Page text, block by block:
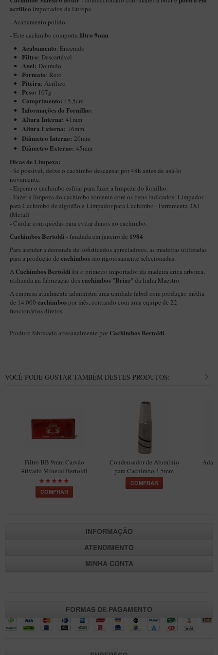
Itália Encerado
Maestro Nacional
Maestro Nacional Encerado
Caboclo - 7 Voltas
Cachimbeco
Churchwarden
Fiore
Giovanni
Jateado
Montana
Mouton
New Rose
New Rose Polido
Petrus
Piccolo
Premium
Sextavado
Zuccardi
Encerado
BB Liso e Rústico
CACHIMBOS ARTESANAIS DE BRIAR ITALIANO
Churchwarden – Briar Italiano
Jateado
Maestro Compacto – Briar Italiano
acrílico importados da Europa.
- Acabamento polido
- Este cachimbo comporta filtro 9mm
Acabamento: Encerado
Filtro: Descartável
Anel: Dourado
Formato: Reto
Piteira: Acrílico
Peso: 107g
Comprimento: 15,5cm
Informações do Fornilho:
Altura Interna: 41mm
Altura Externa: 76mm
Diâmetro Interno: 20mm
Diâmetro Externo: 45mm
Dicas de Limpeza:
- Se possível, deixe o cachimbo descansar por 48h antes de usá-lo
novamente.
- Esperar o cachimbo esfriar para fazer a limpeza do fornilho.
- Fazer a limpeza do cachimbo somente com os itens indicados: Limpador
para Cachimbo de algodão e Limpador para Cachimbo - Ferramenta 3X1
(Metal)
- Cuidar com quedas para evitar danos no cachimbo.
Cachimbos Bertoldi - fundada em janeiro de 1984
Para atender a demanda de sofisticados apreciadores, as madeiras utilizadas
para a produção de cachimbos são rigorosamente selecionadas.
A Cachimbos Bertoldi foi o primeiro importador da madeira erica arborea,
utilizada na fabricação doscachimbos "Briar" da linha Maestro.
A empresa atualmente administra uma unidade fabril com produção média
de 14.000 cachimbos por mês, contando com uma equipe de 22
funcionários diretos.
Produto fabricado artesanalmente por Cachimbos Bertoldi.
VOCÊ PODE GOSTAR TAMBÉM DESTES PRODUTOS:
Filtro BB 9mm Carvão
Ativado Mineral Bertoldi
COMPRAR
Condensador de Alumínio
para Cachimbo 4,5mm
COMPRAR
INFORMAÇÃO
ATENDIMENTO
MINHA CONTA
FORMAS DE PAGAMENTO